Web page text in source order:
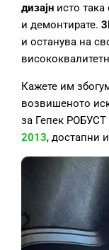
дизајн исто
и демонтирате.
и останува на
Кажете им
возвишеното
за Гепек РОБУСТ
2013, достапни